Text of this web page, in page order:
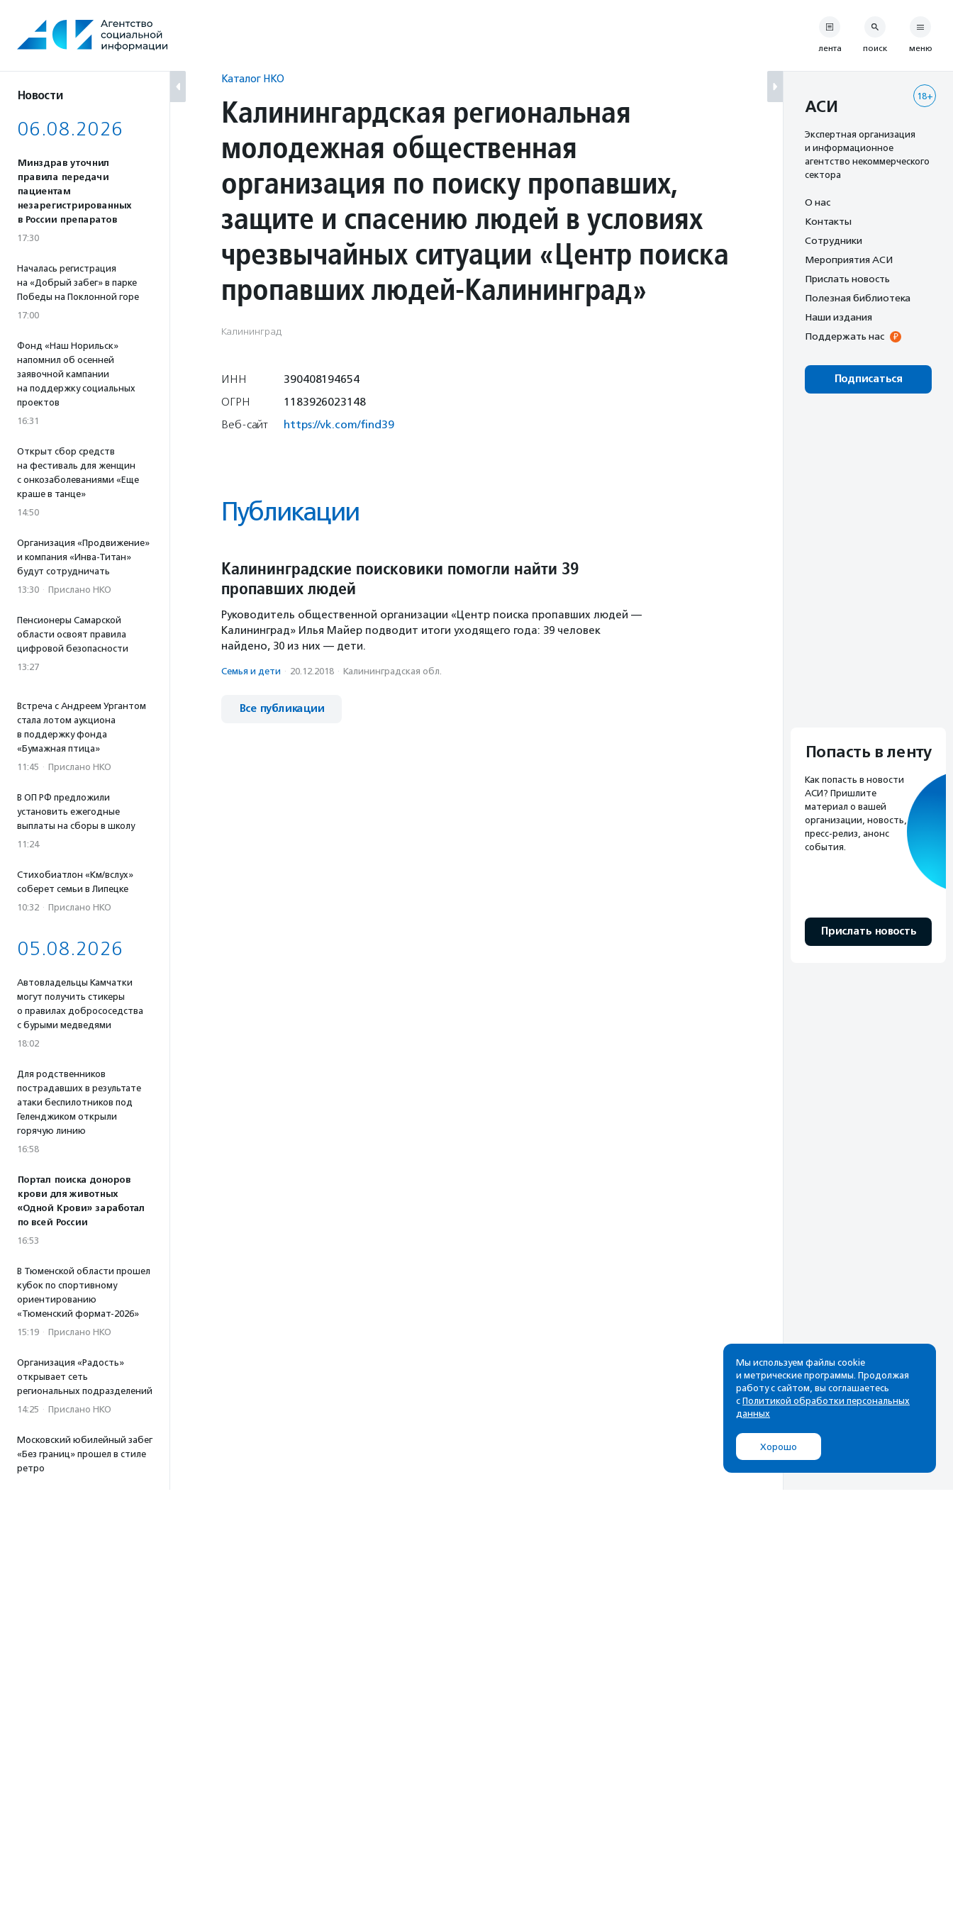
содержанию
Новости
06.08.2026
Минздрав уточнил
правила передачи
пациентам
незарегистрированных
в России препаратов
17:30
Началась регистрация
на «Добрый забег» в парке
Победы на Поклонной горе
17:00
Фонд «Наш Норильск»
напомнил об осенней
заявочной кампании
на поддержку социальных
проектов
16:31
Открыт сбор средств
на фестиваль для женщин
с онкозаболеваниями «Еще
краше в танце»
14:50
Организация «Продвижение»
и компания «Инва-Титан»
будут сотрудничать
13:30 · Прислано НКО
Пенсионеры Самарской
области освоят правила
цифровой безопасности
13:27
Встреча с Андреем Ургантом
стала лотом аукциона
в поддержку фонда
«Бумажная птица»
11:45 · Прислано НКО
В ОП РФ предложили
установить ежегодные
выплаты на сборы в школу
11:24
Стихобиатлон «Км/вслух»
соберет семьи в Липецке
10:32 · Прислано НКО
05.08.2026
Автовладельцы Камчатки
могут получить стикеры
о правилах добрососедства
с бурыми медведями
18:02
Для родственников
пострадавших в результате
атаки беспилотников под
Геленджиком открыли
горячую линию
16:58
Портал поиска доноров
крови для животных
«Одной Крови» заработал
по всей России
16:53
В Тюменской области прошел
кубок по спортивному
ориентированию
«Тюменский формат-2026»
15:19 · Прислано НКО
Организация «Радость»
открывает сеть
региональных подразделений
14:25 · Прислано НКО
Московский юбилейный забег
«Без границ» прошел в стиле
ретро
Каталог НКО
Калинингардская региональная
молодежная общественная
организация по поиску пропавших,
защите и спасению людей в условиях
чрезвычайных ситуации «Центр поиска
пропавших людей-Калининград»
Калининград
ИНН
390408194654
ОГРН
1183926023148
Веб-сайт
https://vk.com/find39
Публикации
Калининградские поисковики помогли найти 39
пропавших людей
Руководитель общественной организации «Центр поиска пропавших людей —
Калининград» Илья Майер подводит итоги уходящего года: 39 человек
найдено, 30 из них — дети.
Семья и дети · 20.12.2018 · Калининградская обл.
Все публикации
лента поиск меню
18+
АСИ
Экспертная организация
и информационное
агентство некоммерческого
сектора
О нас
Контакты
Сотрудники
Мероприятия АСИ
Прислать новость
Полезная библиотека
Наши издания
Поддержать нас
Подписаться
Попасть в ленту
Как попасть в новости
АСИ? Пришлите
материал о вашей
организации, новость,
пресс-релиз, анонс
события.
Прислать новость
Рассылка
Cамые свежие новости,
почтовом ящике
Мы используем файлы cookie
и метрические программы. Продолжая
работу с сайтом, вы соглашаетесь
с Политикой обработки персональных
данных
Хорошо